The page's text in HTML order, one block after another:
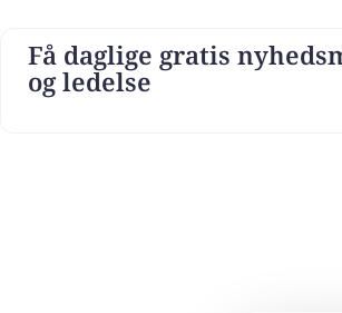
Få daglige gratis
og ledelse